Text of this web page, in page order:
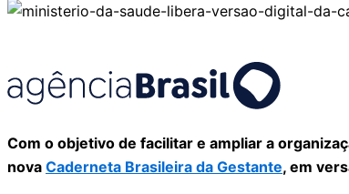
Com o objetivo de facilitar e ampliar a
nova Caderneta Brasileira da Gestante, em